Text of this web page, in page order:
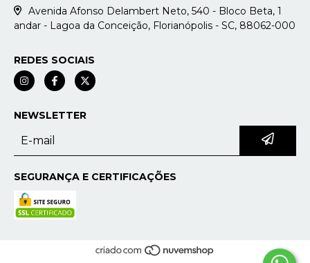
Avenida Afonso Delambert Neto, 540 - Bloco Beta, 1
andar - Lagoa da Conceição, Florianópolis - SC, 88062-000
REDES SOCIAIS
NEWSLETTER
SEGURANÇA E CERTIFICAÇÕES